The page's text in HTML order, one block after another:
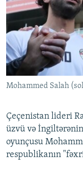
FOTOQALEREYA
İNFOQRAFIKA
KARIKATURA
OXU ZALI
AZƏRBAYCAN
İSLAM VƏ
İZ - MƏDƏNIYYƏT
HAQQIMIZDA
MISSIYAMIZ
PEŞƏ ETIKASI VƏ
AZADLIQRADIOSU
XƏBƏR
BIZI IZLƏ
RFE/RL-in bütün
Mohammed Salah
Çeçenistan lideri
üzvü və
oyunçusu
respublikanın